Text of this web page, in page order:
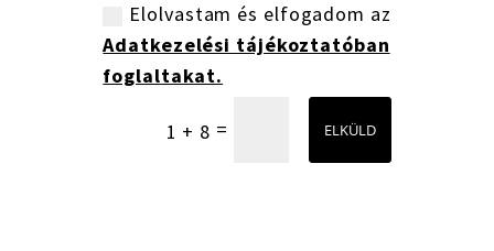
Elolvastam és elfogadom az
Adatkezelési tájékoztatóban
foglaltakat.
1 + 8 = ELKÜLD